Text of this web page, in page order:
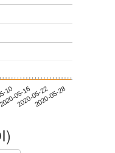
1005-16
2020-05-222020-05-28